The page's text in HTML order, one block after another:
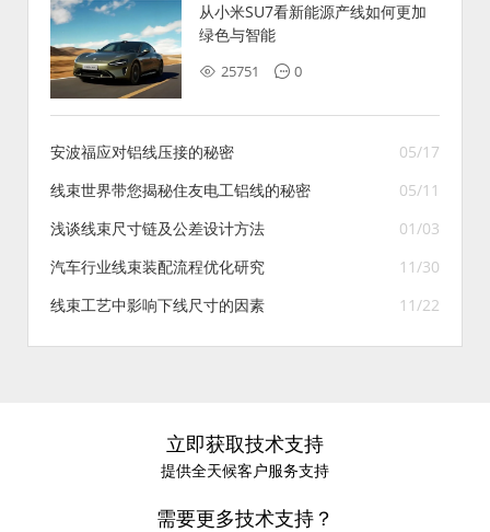
从小米SU7看新能源产线如何更加
绿色与智能
25751 0
05/17
安波福应对铝线压接的秘密
05/11
线束世界带您揭秘住友电工铝线的秘密
01/03
浅谈线束尺寸链及公差设计方法
11/30
汽车行业线束装配流程优化研究
11/22
线束工艺中影响下线尺寸的因素
立即获取技术支持
提供全天候客户服务支持
需要更多技术支持？